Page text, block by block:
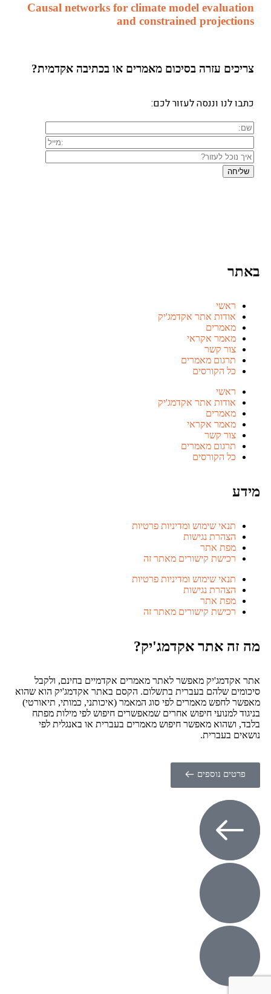
Causal networks for climate model evaluation
and constrained projections
צריכים עזרה בסיכום מאמרים או בכתיבה אקדמית?
כתבו לנו וננסה לעזור לכם:
באתר
ראשי
אודות אתר אקדמג'יק
מאמרים
מאמר אקראי
צור קשר
תרגום מאמרים
כל הקורסים
ראשי
אודות אתר אקדמג'יק
מאמרים
מאמר אקראי
צור קשר
תרגום מאמרים
כל הקורסים
מידע
תנאי שימוש ומדיניות פרטיות
הצהרת נגישות
מפת אתר
רכישת קישורים מאתר זה
תנאי שימוש ומדיניות פרטיות
הצהרת נגישות
מפת אתר
רכישת קישורים מאתר זה
מה זה אתר אקדמג'יק?
אתר אקדמג'יק מאפשר לאתר מאמרים אקדמיים בחינם, ולקבל
סיכומים שלהם בעברית בתשלום. הקסם באתר אקדמג'יק הוא שהוא
מאפשר לחפש מאמרים לפי סוג המאמר (איכותני, כמותי, תיאורטי)
בניגוד למנועי חיפוש אחרים שמאפשרים חיפוש לפי מילות מפתח
בלבד, ושהוא מאפשר חיפוש מאמרים בעברית או באנגלית לפי
נושאים בעברית.
פרטים נוספים